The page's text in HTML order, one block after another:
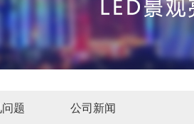
题 公司新闻